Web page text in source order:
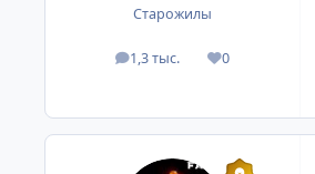
Старожилы
1,3 тыс.
посты 0
Репутация